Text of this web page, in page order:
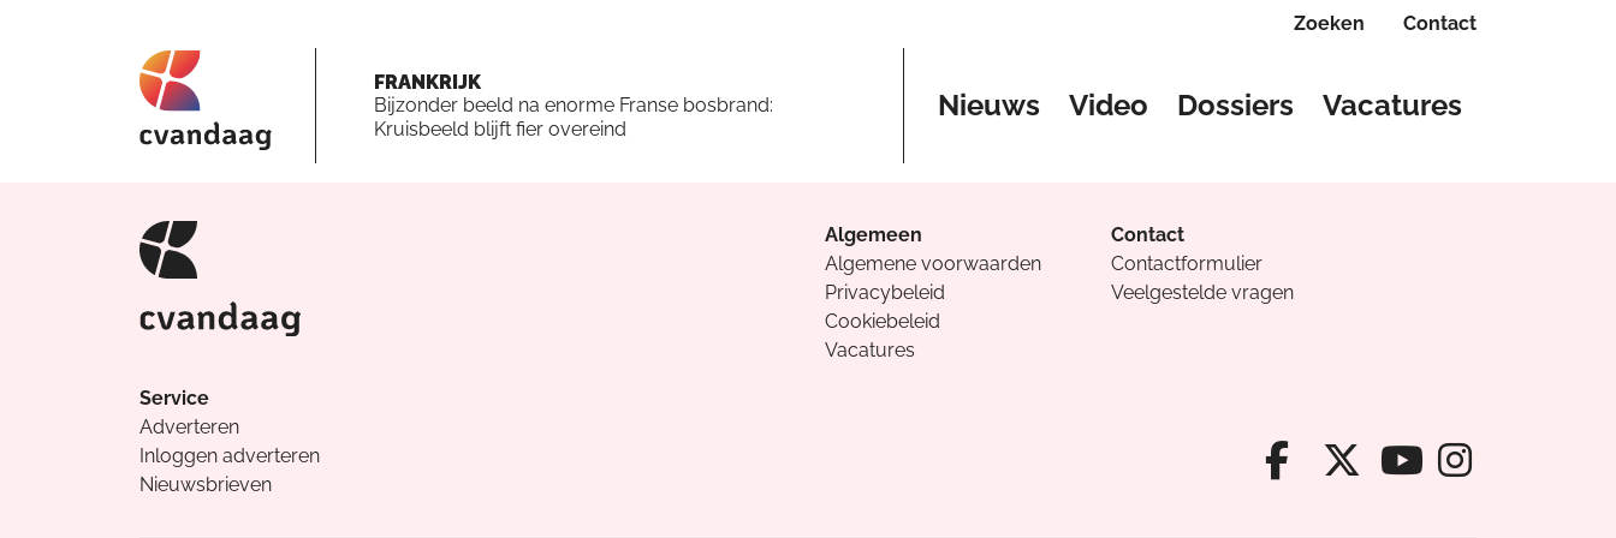
Zoeken Contact
FRANKRIJK
Bijzonder beeld na enorme Franse bosbrand:
Kruisbeeld blijft fier overeind
Nieuws Video Dossiers Vacatures
Algemeen
Algemene voorwaarden
Privacybeleid
Cookiebeleid
Vacatures
Contact
Contactformulier
Veelgestelde vragen
Service
Adverteren
Inloggen adverteren
Nieuwsbrieven
Facebook van
X van